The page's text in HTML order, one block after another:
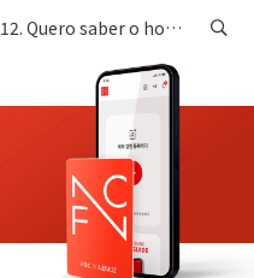
12. Quero saber o horário de consulta do centro de atendimento ao cliente.